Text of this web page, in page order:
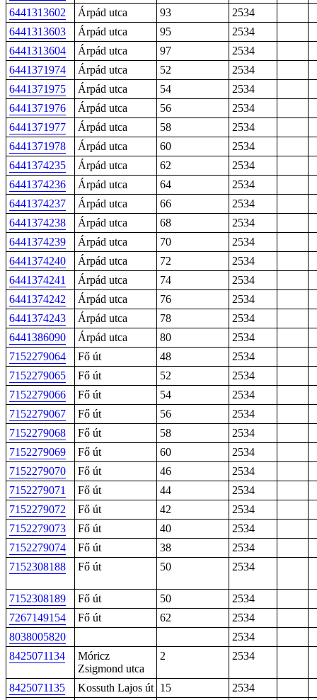
6441313602
Árpád utca 93
2534
6441313603
Árpád utca 95
2534
6441313604
Árpád utca 97
2534
6441371974
Árpád utca 52
2534
6441371975
Árpád utca 54
2534
6441371976
Árpád utca 56
2534
6441371977
Árpád utca 58
2534
6441371978
Árpád utca 60
2534
6441374235
Árpád utca 62
2534
6441374236
Árpád utca 64
2534
6441374237
Árpád utca 66
2534
6441374238
Árpád utca 68
2534
6441374239
Árpád utca 70
2534
6441374240
Árpád utca 72
2534
6441374241
Árpád utca 74
2534
6441374242
Árpád utca 76
2534
6441374243
Árpád utca 78
2534
6441386090
Árpád utca 80
2534
7152279064
Fő út 48
2534
7152279065
Fő út 52
2534
7152279066
Fő út 54
2534
7152279067
Fő út 56
2534
7152279068
Fő út 58
2534
7152279069
Fő út 60
2534
7152279070
Fő út 46
2534
7152279071
Fő út 44
2534
7152279072
Fő út 42
2534
7152279073
Fő út 40
2534
7152279074
Fő út 38
2534
7152308188
Fő út 50 2534
7152308189 Fő út 50
2534
7267149154
Fő út 62
2534
8038005820
2534
8425071134
Móricz
Zsigmond utca
2 2534
8425071135 Kossuth Lajos út 15
2534